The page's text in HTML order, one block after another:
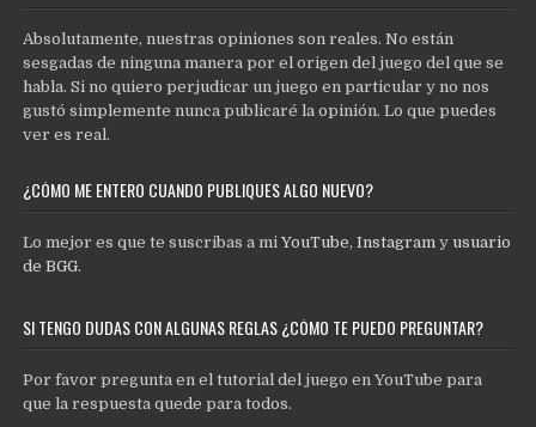
Absolutamente, nuestras opiniones son reales. No están
sesgadas de ninguna manera por el origen del juego del que se
habla. Si no quiero perjudicar un juego en particular y no nos
gustó simplemente nunca publicaré la opinión. Lo que puedes
ver es real.
¿CÓMO ME ENTERO CUANDO PUBLIQUES ALGO NUEVO?
Lo mejor es que te suscribas a miYouTube,Instagram y usuario
de BGG.
SI TENGO DUDAS CON ALGUNAS REGLAS ¿CÓMO TE PUEDO PREGUNTAR?
Por favor pregunta en el tutorial del juego en YouTube para
que la respuesta quede para todos.